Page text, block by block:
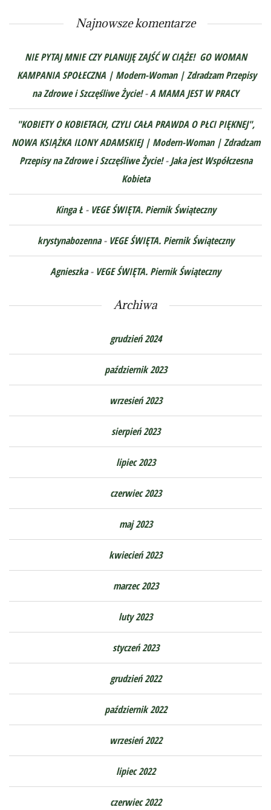
Najnowsze komentarze
NIE PYTAJ MNIE CZY PLANUJĘ ZAJŚĆ W CIĄŻE! GO WOMAN
KAMPANIA SPOŁECZNA | Modern-Woman | Zdradzam Przepisy
na Zdrowe i Szczęśliwe Życie!-A MAMA JEST W PRACY
"KOBIETY O KOBIETACH, CZYLI CAŁA PRAWDA O PŁCI PIĘKNEJ",
NOWA KSIĄŻKA ILONY ADAMSKIEJ | Modern-Woman | Zdradzam
Przepisy na Zdrowe i Szczęśliwe Życie!-Jaka jest Współczesna
Kobieta
Kinga Ł- VEGE ŚWIĘTA. Piernik Świąteczny
krystynabozenna- VEGE ŚWIĘTA. Piernik Świąteczny
Agnieszka- VEGE ŚWIĘTA. Piernik Świąteczny
Archiwa
grudzień 2024
październik 2023
wrzesień 2023
sierpień 2023
lipiec 2023
czerwiec 2023
maj 2023
kwiecień 2023
marzec 2023
luty 2023
styczeń 2023
grudzień 2022
październik 2022
wrzesień 2022
lipiec 2022
czerwiec 2022